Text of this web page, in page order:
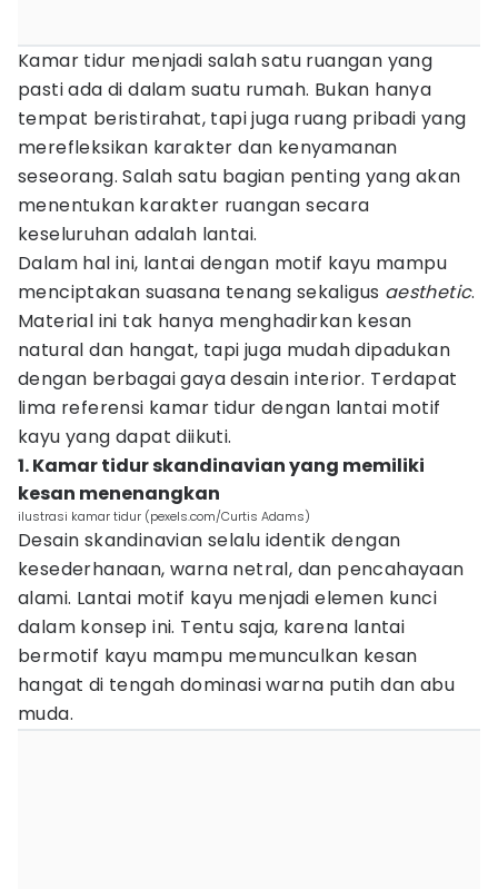
Kamar tidur menjadi salah satu ruangan yang
pasti ada di dalam suatu rumah. Bukan hanya
tempat beristirahat, tapi juga ruang pribadi yang
merefleksikan karakter dan kenyamanan
seseorang. Salah satu bagian penting yang akan
menentukan karakter ruangan secara
keseluruhan adalah lantai.
Dalam hal ini, lantai dengan motif kayu mampu
menciptakan suasana tenang sekaligus aesthetic.
Material ini tak hanya menghadirkan kesan
natural dan hangat, tapi juga mudah dipadukan
dengan berbagai gaya desain interior. Terdapat
lima referensi kamar tidur dengan lantai motif
kayu yang dapat diikuti.
1. Kamar tidur skandinavian yang memiliki
kesan menenangkan
ilustrasi kamar tidur (pexels.com/Curtis Adams)
Desain skandinavian selalu identik dengan
kesederhanaan, warna netral, dan pencahayaan
alami. Lantai motif kayu menjadi elemen kunci
dalam konsep ini. Tentu saja, karena lantai
bermotif kayu mampu memunculkan kesan
hangat di tengah dominasi warna putih dan abu
muda.